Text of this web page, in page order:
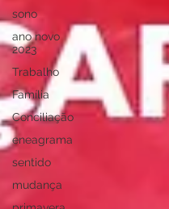
sono
ano novo
2023
Trabalho
Família
Conciliação
eneagrama
sentido
mudança